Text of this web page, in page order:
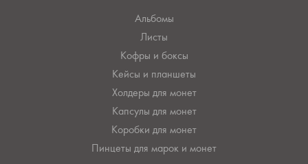
Альбомы
Листы
Кофры и боксы
Кейсы и планшеты
Холдеры для монет
Капсулы для монет
Коробки для монет
Пинцеты для марок и монет